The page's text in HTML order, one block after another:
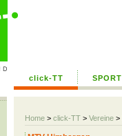
click-TT SPORT
Home > click-TT > Vereine >